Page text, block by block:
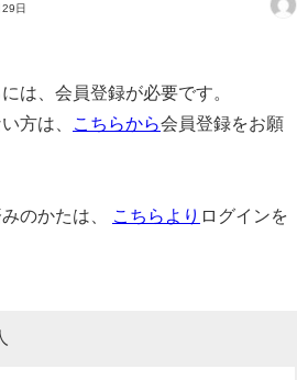
日
は、会員登録が必要です。
方は、
こちらから会員登録をお願
のかたは、 こちらより ログインを